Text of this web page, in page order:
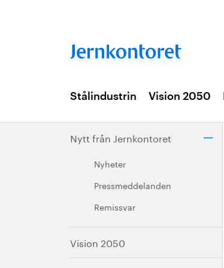
Stålindustrin Vision 2050
Nytt från Jernkontoret
Nyheter
Pressmeddelanden
Remissvar
Vision 2050